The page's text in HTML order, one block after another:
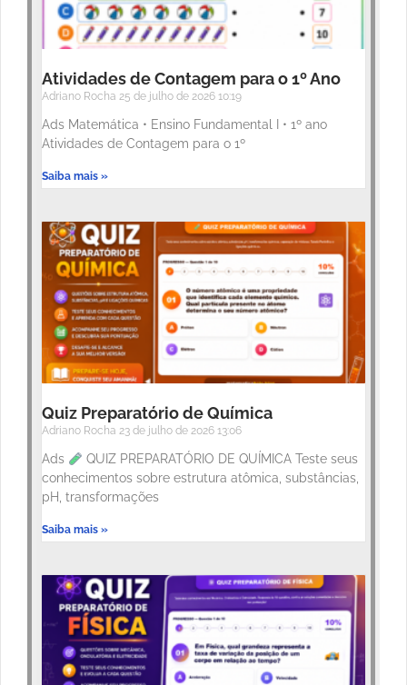
Atividades de Contagem para o 1º Ano
Adriano Rocha 25 de julho de 2026 10:19
Ads Matemática • Ensino Fundamental I • 1º ano
Atividades de Contagem para o 1º
Saiba mais »
Quiz Preparatório de Química
Adriano Rocha 23 de julho de 2026 13:06
Ads
QUIZ PREPARATÓRIO DE QUÍMICA Teste seus
conhecimentos sobre estrutura atômica, substâncias,
pH, transformações
Saiba mais »